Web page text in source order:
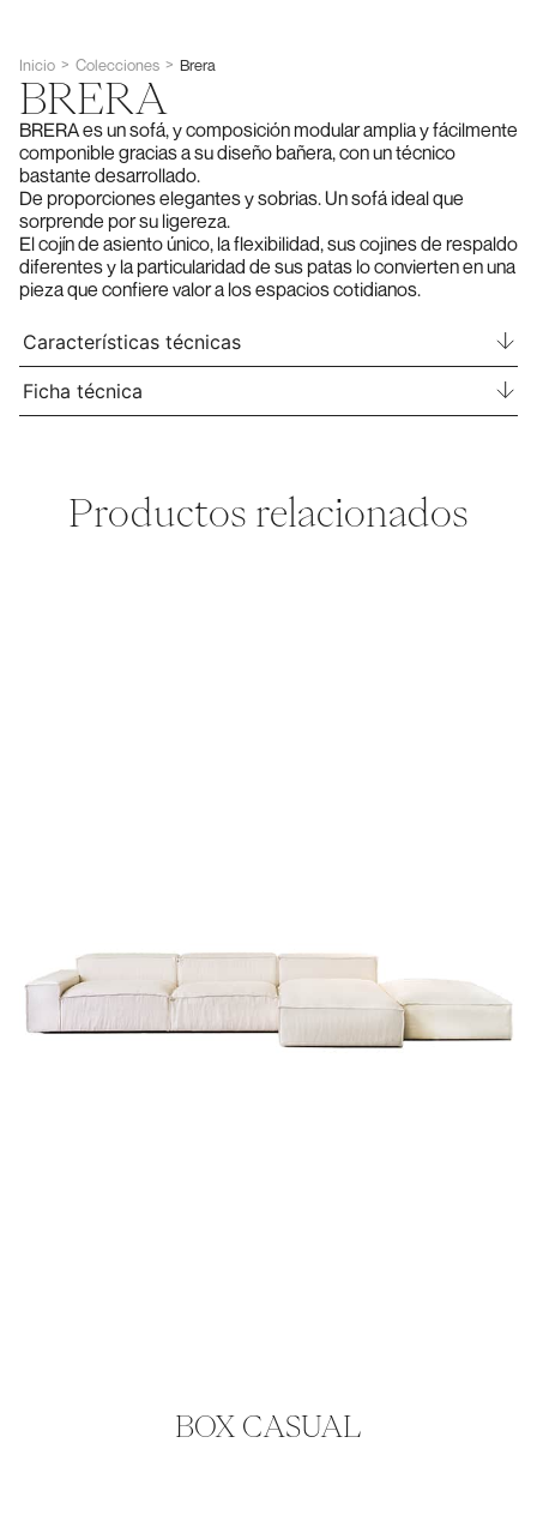
Inicio > Colecciones > Brera
BRERA
BRERA es un sofá, y composición modular amplia y fácilmente
componible gracias a su diseño bañera, con un técnico
bastante desarrollado.
De proporciones elegantes y sobrias. Un sofá ideal que
sorprende por su ligereza.
El cojín de asiento único, la flexibilidad, sus cojines de respaldo
diferentes y la particularidad de sus patas lo convierten en una
pieza que confiere valor a los espacios cotidianos.
Características técnicas
Ficha técnica
Productos relacionados
BOX CASUAL